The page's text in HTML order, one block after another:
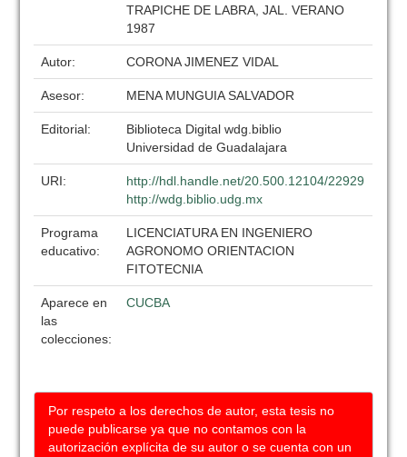
TRAPICHE DE LABRA, JAL. VERANO
1987
Autor: CORONA JIMENEZ VIDAL
Asesor: MENA MUNGUIA SALVADOR
Editorial:
Biblioteca Digital wdg.biblio
Universidad de Guadalajara
URI:
http://hdl.handle.net/20.500.12104/22929
http://wdg.biblio.udg.mx
Programa
educativo:
LICENCIATURA EN INGENIERO
AGRONOMO ORIENTACION
FITOTECNIA
Aparece en
las
colecciones:
CUCBA
Por respeto a los derechos de autor, esta tesis no
puede publicarse ya que no contamos con la
autorización explícita de su autor o se cuenta con un